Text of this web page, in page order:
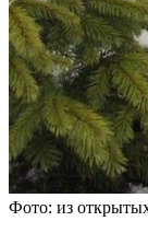
Фото: из